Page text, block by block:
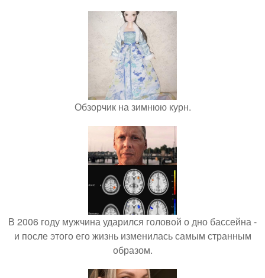
Обзорчик на зимнюю курн.
В 2006 году мужчина ударился головой о дно бассейна -
и после этого его жизнь изменилась самым странным
образом.